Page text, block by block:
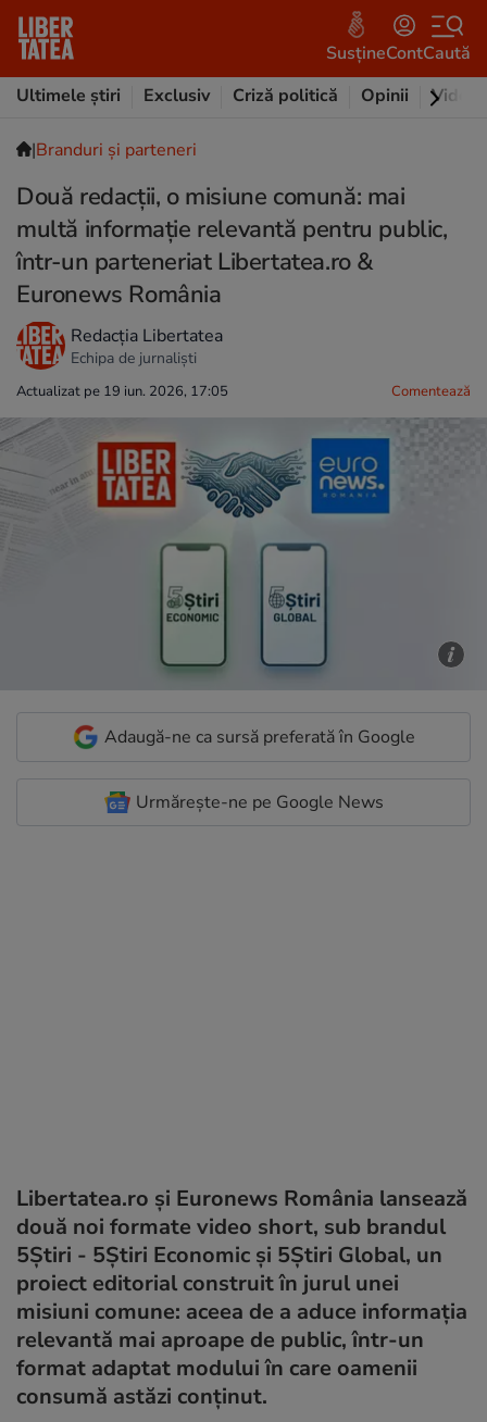
SusțineContCaută
Ultimele știri
Exclusiv Criză politică Opinii Video
|Branduri și parteneri
Două redacții, o misiune comună: mai
multă informație relevantă pentru public,
într-un parteneriat Libertatea.ro &
Euronews România
Redacția Libertatea
Echipa de jurnaliști
Actualizat pe 19 iun. 2026, 17:05 Comentează
Adaugă-ne ca sursă preferată în Google
Urmărește-ne pe Google News
Libertatea.ro și Euronews România lansează
două noi formate video short, sub brandul
5Știri - 5Știri Economic și 5Știri Global, un
proiect editorial construit în jurul unei
misiuni comune: aceea de a aduce informația
relevantă mai aproape de public, într-un
format adaptat modului în care oamenii
consumă astăzi conținut.